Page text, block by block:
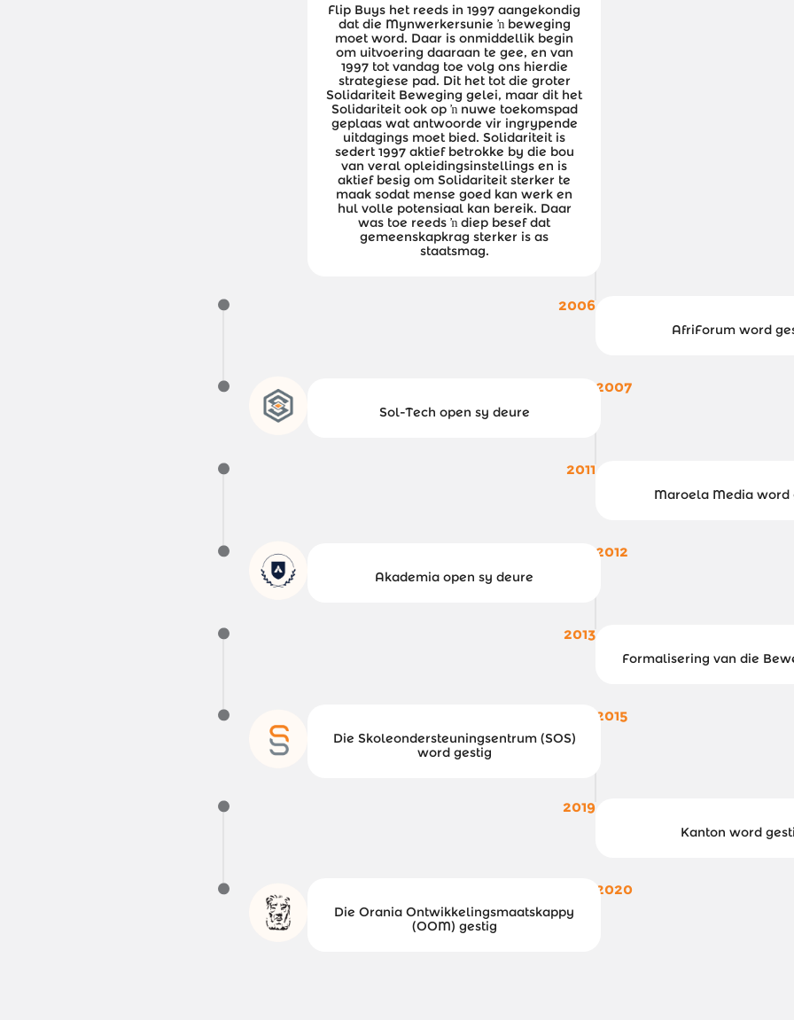
Flip Buys het reeds in 1997 aangekondig
dat die Mynwerkersunie ŉ beweging
moet word. Daar is onmiddellik begin
om uitvoering daaraan te gee, en van
1997 tot vandag toe volg ons hierdie
strategiese pad. Dit het tot die groter
Solidariteit Beweging gelei, maar dit het
Solidariteit ook op ŉ nuwe toekomspad
geplaas wat antwoorde vir ingrypende
uitdagings moet bied. Solidariteit is
sedert 1997 aktief betrokke by die bou
van veral opleidingsinstellings en is
aktief besig om Solidariteit sterker te
maak sodat mense goed kan werk en
hul volle potensiaal kan bereik. Daar
was toe reeds ŉ diep besef dat
gemeenskapkrag sterker is as
staatsmag.
2006
AfriForum word
2007
Sol-Tech open sy deure
2011
Maroela Media word
2012
Akademia open sy deure
2013
Formalisering van die
2015
Die Skoleondersteuningsentrum (SOS)
word gestig
2019
Kanton word
2020
Die Orania Ontwikkelingsmaatskappy
(OOM) gestig